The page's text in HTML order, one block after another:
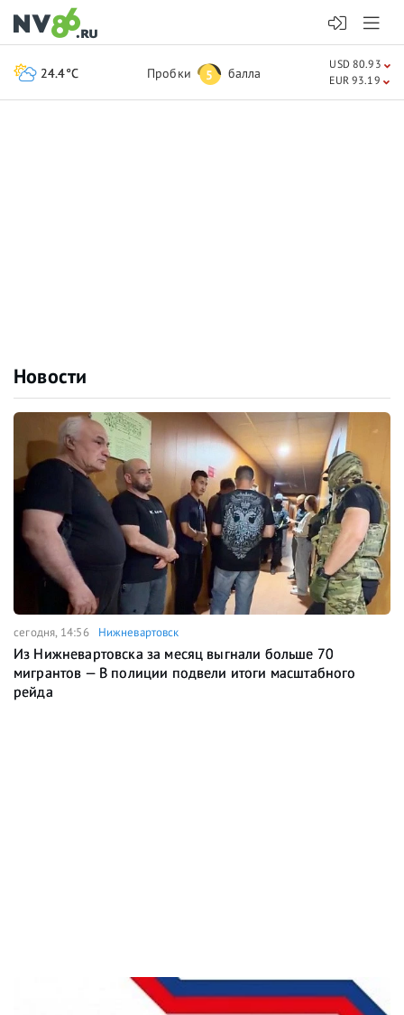
Новости
сегодня, 14:56 Нижневартовск
Из Нижневартовска за месяц выгнали больше 70
мигрантов — В полиции подвели итоги масштабного
рейда
24.4°C Пробки 5 балла
USD 80.93
EUR 93.19